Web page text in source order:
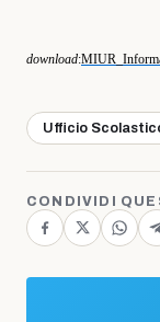
download:
Ufficio
CONDIVIDI